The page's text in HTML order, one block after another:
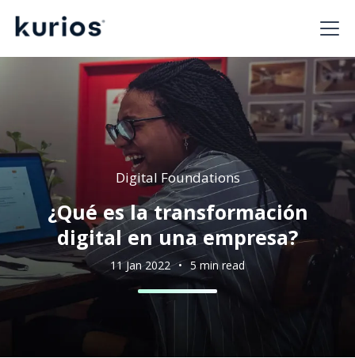
Digital Foundations
¿Qué es la transformación
digital en una empresa?
11 Jan 2022 • 5 min read